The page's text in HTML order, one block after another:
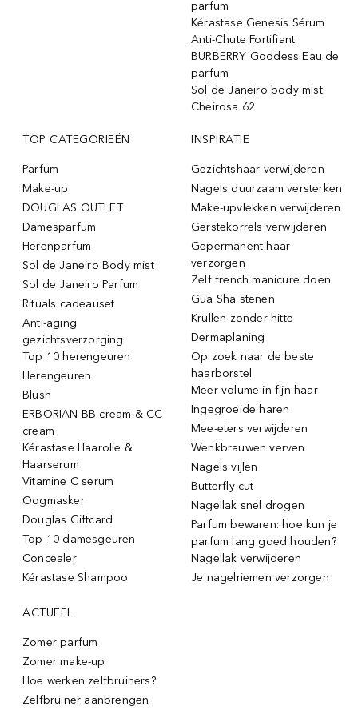
parfum
Kérastase Genesis Sérum
Anti-Chute Fortifiant
BURBERRY Goddess Eau de
parfum
Sol de Janeiro body mist
Cheirosa 62
TOP CATEGORIEËN
Parfum
Make-up
DOUGLAS OUTLET
Damesparfum
Herenparfum
Sol de Janeiro Body mist
Sol de Janeiro Parfum
Rituals cadeauset
Anti-aging
gezichtsverzorging
Top 10 herengeuren
Herengeuren
Blush
ERBORIAN BB cream & CC
cream
Kérastase Haarolie &
Haarserum
Vitamine C serum
Oogmasker
Douglas Giftcard
Top 10 damesgeuren
Concealer
Kérastase Shampoo
INSPIRATIE
Gezichtshaar verwijderen
Nagels duurzaam versterken
Make-upvlekken verwijderen
Gerstekorrels verwijderen
Gepermanent haar
verzorgen
Zelf french manicure doen
Gua Sha stenen
Krullen zonder hitte
Dermaplaning
Op zoek naar de beste
haarborstel
Meer volume in fijn haar
Ingegroeide haren
Mee-eters verwijderen
Wenkbrauwen verven
Nagels vijlen
Butterfly cut
Nagellak snel drogen
Parfum bewaren: hoe kun je
parfum lang goed houden?
Nagellak verwijderen
Je nagelriemen verzorgen
ACTUEEL
Zomer parfum
Zomer make-up
Hoe werken zelfbruiners?
Zelfbruiner aanbrengen